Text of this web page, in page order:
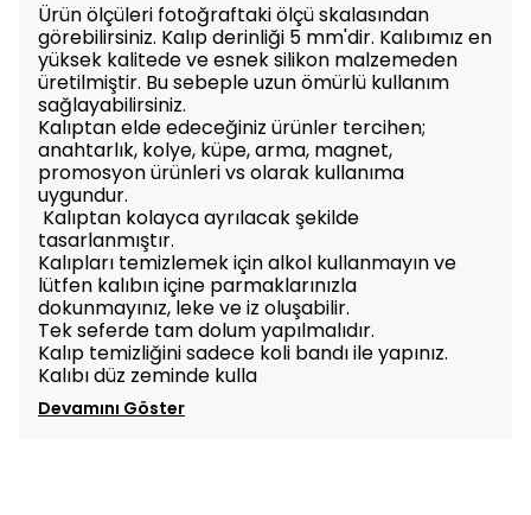
Ürün ölçüleri fotoğraftaki ölçü skalasından
görebilirsiniz. Kalıp derinliği 5 mm'dir. Kalıbımız en
yüksek kalitede ve esnek silikon malzemeden
üretilmiştir. Bu sebeple uzun ömürlü kullanım
sağlayabilirsiniz.
Kalıptan elde edeceğiniz ürünler tercihen;
anahtarlık, kolye, küpe, arma, magnet,
promosyon ürünleri vs olarak kullanıma
uygundur.
Kalıptan kolayca ayrılacak şekilde
tasarlanmıştır.
Kalıpları temizlemek için alkol kullanmayın ve
lütfen kalıbın içine parmaklarınızla
dokunmayınız, leke ve iz oluşabilir.
Tek seferde tam dolum yapılmalıdır.
Kalıp temizliğini sadece koli bandı ile yapınız.
Kalıbı düz zeminde kulla
Devamını Göster